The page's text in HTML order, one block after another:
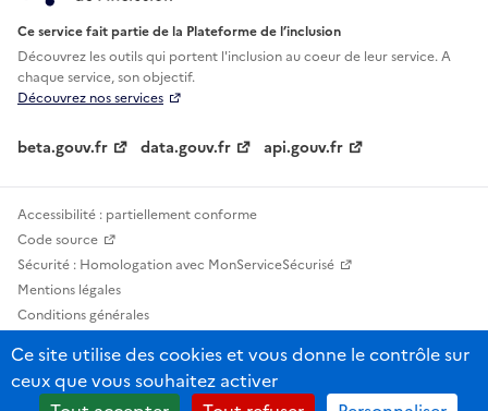
Ce service fait partie de la Plateforme de l’inclusion
Découvrez les outils qui portent l'inclusion aucoeur de leur service. A
chaque service, son objectif.
Découvrez nos services
beta.gouv.fr data.gouv.fr api.gouv.fr
Accessibilité : partiellement conforme
Code source
Sécurité : Homologation avec MonServiceSécurisé
Mentions légales
Conditions générales
Statistiques, lexiques et indicateurs
Sauf mention contraire, tous les contenus de ce site sont sous licence
Ce site utilise des cookies et vous donne le contrôle sur
ceux que vous souhaitez activer